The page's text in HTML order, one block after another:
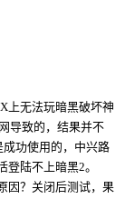
上无法玩暗黑破坏神
导致的，结果并不
功使用的，中兴路
陆不上暗黑2。
因？关闭后测试，果